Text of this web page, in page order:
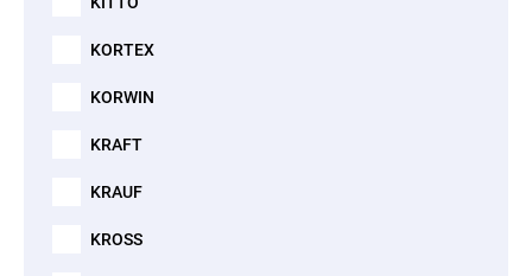
KORTEX
KORWIN
KRAFT
KRAUF
KROSS